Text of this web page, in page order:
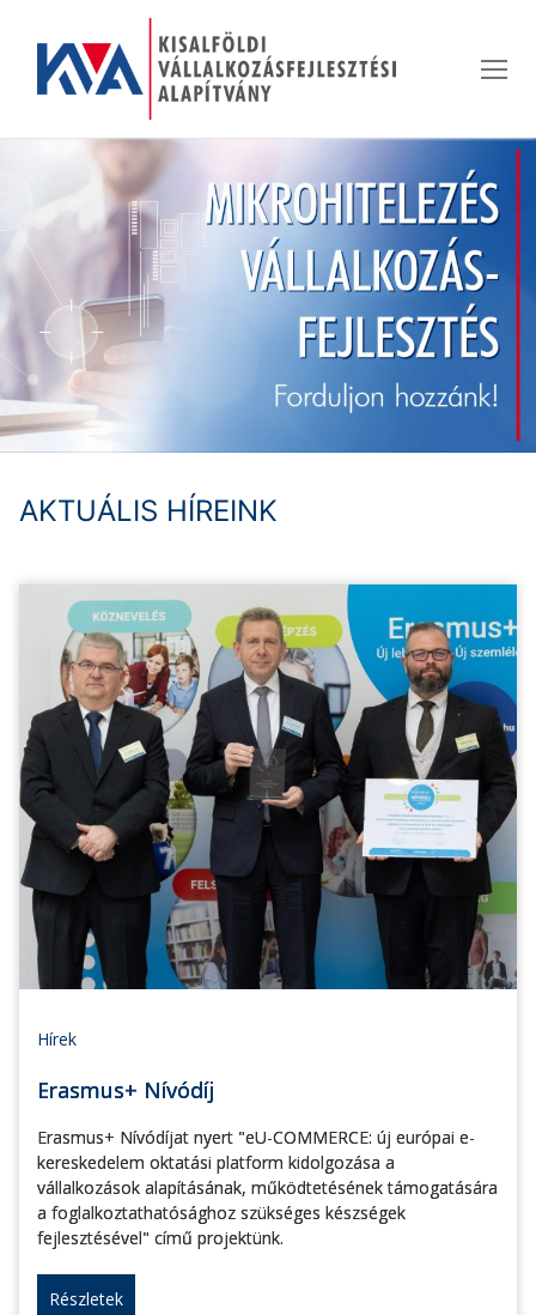
tartalomra
AKTUÁLIS HÍREINK
Hírek
Erasmus+ Nívódíj
Erasmus+ Nívódíjat nyert "eU-COMMERCE: új európai e-
kereskedelem oktatási platform kidolgozása a
vállalkozások alapításának, működtetésének támogatására
a foglalkoztathatósághoz szükséges készségek
fejlesztésével" című projektünk.
Részletek